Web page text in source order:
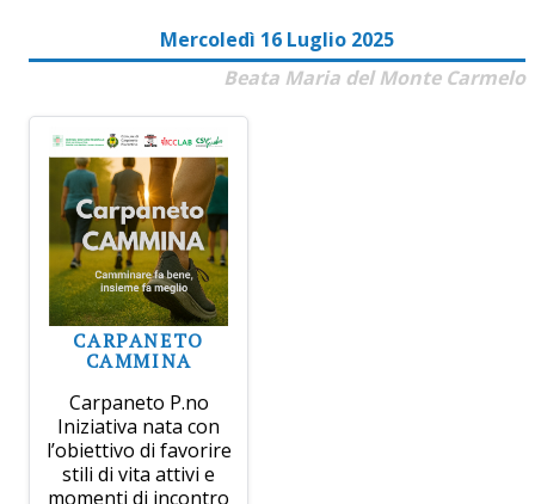
Mercoledì 16 Luglio 2025
Beata Maria del Monte Carmelo
CARPANETO
CAMMINA
Carpaneto P.no
Iniziativa nata con
l’obiettivo di favorire
stili di vita attivi e
momenti di incontro